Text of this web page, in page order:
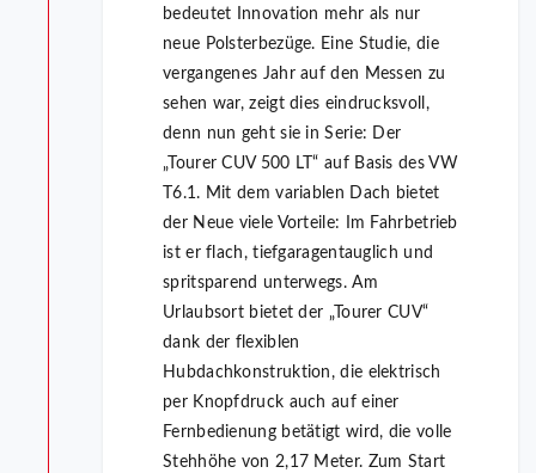
bedeutet Innovation mehr als nur
neue Polsterbezüge. Eine Studie, die
vergangenes Jahr auf den Messen zu
sehen war, zeigt dies eindrucksvoll,
denn nun geht sie in Serie: Der
„Tourer CUV 500 LT“ auf Basis des VW
T6.1. Mit dem variablen Dach bietet
der Neue viele Vorteile: Im Fahrbetrieb
ist er flach, tiefgaragentauglich und
spritsparend unterwegs. Am
Urlaubsort bietet der „Tourer CUV“
dank der flexiblen
Hubdachkonstruktion, die elektrisch
per Knopfdruck auch auf einer
Fernbedienung betätigt wird, die volle
Stehhöhe von 2,17 Meter. Zum Start